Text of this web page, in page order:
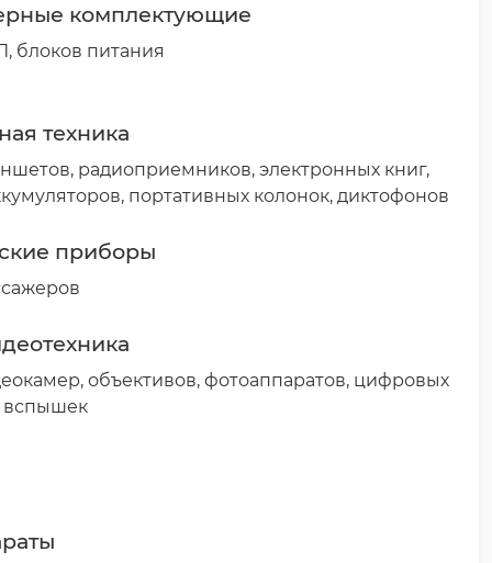
комплектующие
блоков питания
техника
радиоприемников, электронных книг,
портативных колонок, диктофонов
приборы
объективов, фотоаппаратов, цифровых
вспышек